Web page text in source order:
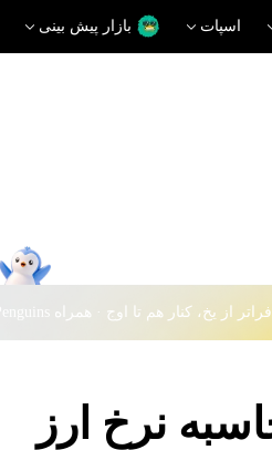
اسپات بازار پیش بینی
فراتر از یخ، کنار هم تا اوج · همراه Pudgy Penguins، سهمی از